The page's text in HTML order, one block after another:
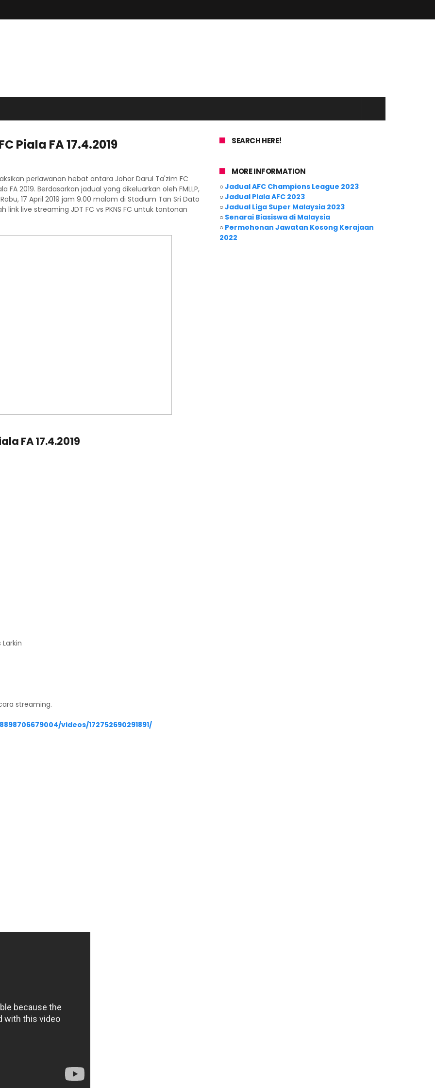
Piala FA 17.4.2019
perlawanan hebat antara Johor Darul Ta'zim FC
FA 2019. Berdasarkan jadual yang dikeluarkan oleh FMLLP,
17 April 2019 jam 9.00 malam di Stadium Tan Sri Dato
link live streaming JDT FC vs PKNS FC untuk tontonan
FA 17.4.2019
Larkin
streaming.
videos/172752690291891/
SEARCH HERE!
MORE INFORMATION
○Jadual AFC Champions League 2023
○Jadual Piala AFC 2023
○Jadual Liga Super Malaysia 2023
○ Senarai Biasiswa di Malaysia
○ Permohonan Jawatan Kosong Kerajaan
2022